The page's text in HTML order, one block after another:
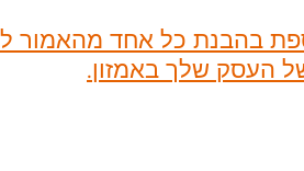
בהבנת כל אחד מהאמור
העסק שלך באמזון.